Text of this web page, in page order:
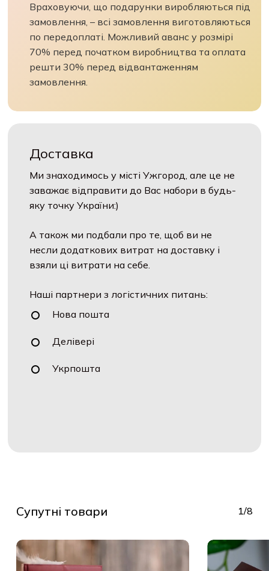
Враховуючи, що подарунки виробляються під
замовлення, – всі замовлення виготовляються
по передоплаті. Можливий аванс у розмірі
70% перед початком виробництва та оплата
решти 30% перед відвантаженням
замовлення.
Доставка
Ми знаходимось у місті Ужгород, але це не
заважає відправити до Вас набори в будь-
яку точку України:)
А також ми подбали про те, щоб ви не
несли додаткових витрат на доставку і
взяли ці витрати на себе.
Наші партнери з логістичних питань:
Нова пошта
Делівері
Укрпошта
Супутні товари 1/8